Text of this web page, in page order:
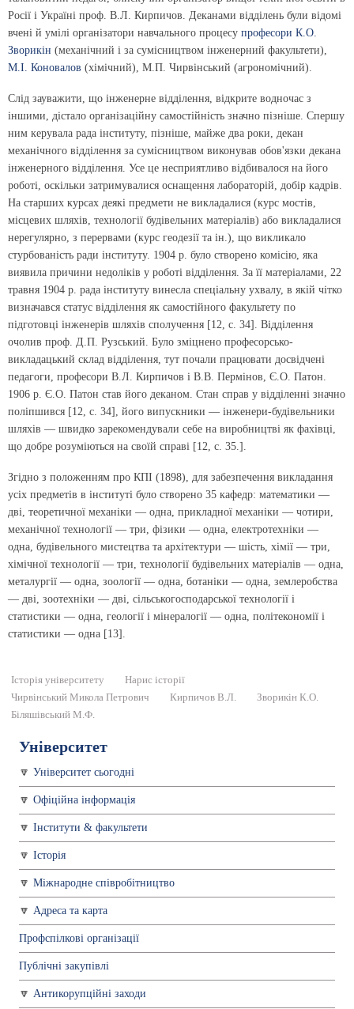
Росії і Україні проф. В.Л. Кирпичов. Деканами відділень були відомі
вчені й умілі організатори навчального процесу професори К.О.
Зворикін (механічний і за сумісництвом інженерний факультети),
М.І. Коновалов (хімічний), М.П. Чирвінський (агрономічний).
Слід зауважити, що інженерне відділення, відкрите водночас з
іншими, дістало організаційну самостійність значно пізніше. Спершу
ним керувала рада інституту, пізніше, майже два роки, декан
механічного відділення за сумісництвом виконував обов'язки декана
інженерного відділення. Усе це несприятливо відбивалося на його
роботі, оскільки затримувалися оснащення лабораторій, добір кадрів.
На старших курсах деякі предмети не викладалися (курс мостів,
місцевих шляхів, технології будівельних матеріалів) або викладалися
нерегулярно, з перервами (курс геодезії та ін.), що викликало
стурбованість ради інституту. 1904 р. було створено комісію, яка
виявила причини недоліків у роботі відділення. За її матеріалами, 22
травня 1904 р. рада інституту винесла спеціальну ухвалу, в якій чітко
визначався статус відділення як самостійного факультету по
підготовці інженерів шляхів сполучення [12, с. 34]. Відділення
очолив проф. Д.П. Рузський. Було зміцнено професорсько-
викладацький склад відділення, тут почали працювати досвідчені
педагоги, професори В.Л. Кирпичов і В.В. Пермінов, Є.О. Патон.
1906 р. Є.О. Патон став його деканом. Стан справ у відділенні значно
поліпшився [12, с. 34], його випускники — інженери-будівельники
шляхів — швидко зарекомендували себе на виробництві як фахівці,
що добре розуміються на своїй справі [12, с. 35.].
Згідно з положенням про КПІ (1898), для забезпечення викладання
усіх предметів в інституті було створено 35 кафедр: математики —
дві, теоретичної механіки — одна, прикладної механіки — чотири,
механічної технології — три, фізики — одна, електротехніки —
одна, будівельного мистецтва та архітектури — шість, хімії — три,
хімічної технології — три, технології будівельних матеріалів — одна,
металургії — одна, зоології — одна, ботаніки — одна, землеробства
— дві, зоотехніки — дві, сільськогосподарської технології і
статистики — одна, геології і мінералогії — одна, політекономії і
статистики — одна [13].
Історія університету
Нарис історії
Чирвінський Микола Петрович
Кирпичов В.Л.
Зворикін К.О.
Біляшівський М.Ф.
Університет
Університет сьогодні
Офіційна інформація
Інститути & факультети
Історія
Міжнародне співробітництво
Адреса та карта
Профспiлкові організації
Публічні закупівлі
Антикорупційні заходи